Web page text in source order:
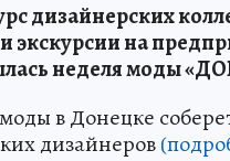
дизайнерских
экскурсии на
неделя моды
в Донецке
дизайнеров